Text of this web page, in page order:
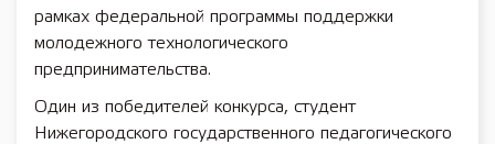
рамках федеральной программы поддержки
молодежного технологического
предпринимательства.
Один из победителей конкурса, студент
Нижегородского государственного педагогического